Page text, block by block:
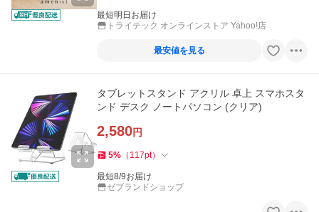
最短明日お届け
トライテック オンラインストア Yahoo!店
最安値を見る
タブレットスタンド アクリル 卓上 スマホスタ
ンド デスク ノートパソコン (クリア)
2,580円
5% （ 117pt）
最短8/9お届け
ゼブランドショップ